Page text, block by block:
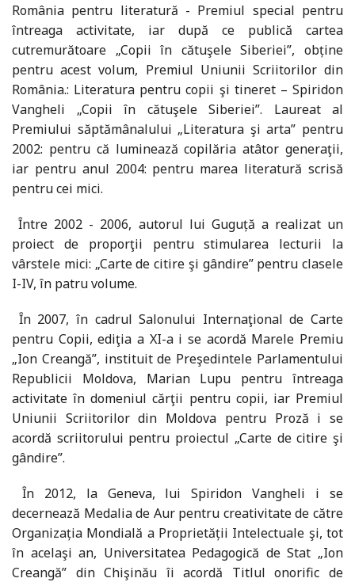
România pentru literatură - Premiul special pentru
întreaga activitate, iar după ce publică cartea
cutremurătoare „Copii în cătuşele Siberiei”, obține
pentru acest volum, Premiul Uniunii Scriitorilor din
România.: Literatura pentru copii şi tineret – Spiridon
Vangheli „Copii în cătuşele Siberiei”. Laureat al
Premiului săptămânalului „Literatura şi arta” pentru
2002: pentru că luminează copilăria atâtor generaţii,
iar pentru anul 2004: pentru marea literatură scrisă
pentru cei mici.
Ȋntre 2002 - 2006, autorul lui Guguță a realizat un
proiect de proporţii pentru stimularea lecturii la
vârstele mici: „Carte de citire şi gândire” pentru clasele
I-IV, în patru volume.
Ȋn 2007, în cadrul Salonului Internaţional de Carte
pentru Copii, ediţia a XI-a i se acordă Marele Premiu
„Ion Creangă”, instituit de Preşedintele Parlamentului
Republicii Moldova, Marian Lupu pentru întreaga
activitate în domeniul cărţii pentru copii, iar Premiul
Uniunii Scriitorilor din Moldova pentru Proză i se
acordă scriitorului pentru proiectul „Carte de citire şi
gândire”.
Ȋn 2012, la Geneva, lui Spiridon Vangheli i se
decernează Medalia de Aur pentru creativitate de către
Organizația Mondială a Proprietății Intelectuale şi, tot
în acelaşi an, Universitatea Pedagogică de Stat „Ion
Creangă” din Chişinău îi acordă Titlul onorific de